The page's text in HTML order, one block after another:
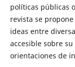
políticas públicas
revista se
ideas entre
accesible sobre
orientaciones de